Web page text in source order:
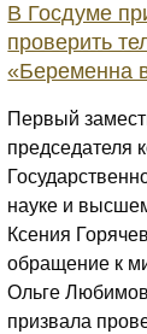
В Госдуме
проверить
«Беременна
Первый
председателя
науке и
Ксения
обращение к
Ольге
призвала